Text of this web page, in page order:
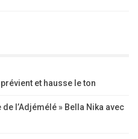
et hausse le ton
l’Adjémélé » Bella Nika avec